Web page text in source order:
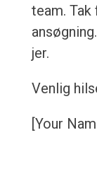
team.
jer.
Venlig
[Your